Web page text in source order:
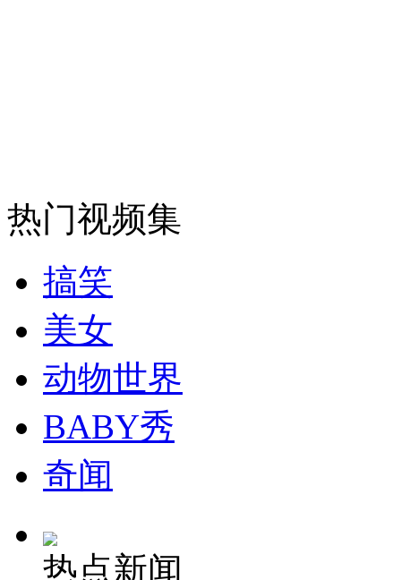
纽约上演“枕头大战”
司机酒驾遇交警 急速倒车逃窜
热门视频集
搞笑
美女
动物世界
BABY秀
奇闻
热点新闻